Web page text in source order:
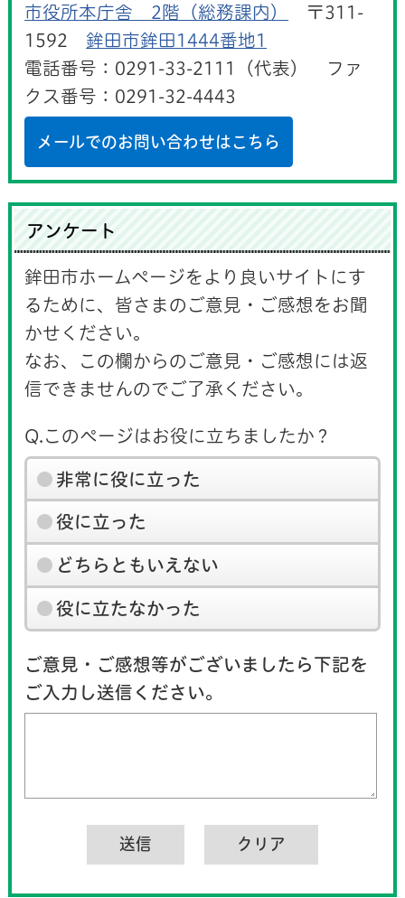
市役所本庁舎 2階（総務課内）
〒311-
1592 鉾田市鉾田1444番地1
電話番号：0291-33-2111（代表） ファ
クス番号：0291-32-4443
メールでのお問い合わせはこちら
アンケート
鉾田市ホームページをより良いサイトにす
るために、皆さまのご意見・ご感想をお聞
かせください。
なお、この欄からのご意見・ご感想には返
信できませんのでご了承ください。
Q.このページはお役に立ちましたか？
非常に役に立った
役に立った
どちらともいえない
役に立たなかった
ご意見・ご感想等がございましたら下記を
ご入力し送信ください。